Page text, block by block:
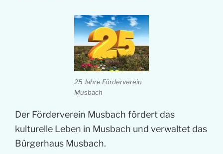
25 Jahre Förderverein
Musbach
Der Förderverein Musbach fördert das
kulturelle Leben in Musbach und verwaltet das
Bürgerhaus Musbach.